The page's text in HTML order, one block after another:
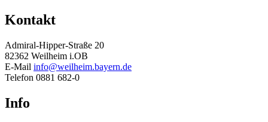
Kontakt
Admiral-Hipper-Straße 20
82362 Weilheim i.OB
E-Mail info@weilheim.bayern.de
Telefon 0881 682-0
Info